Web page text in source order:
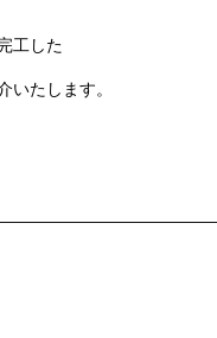
工した
いたします。